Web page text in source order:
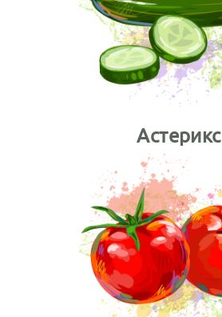
Астерикс